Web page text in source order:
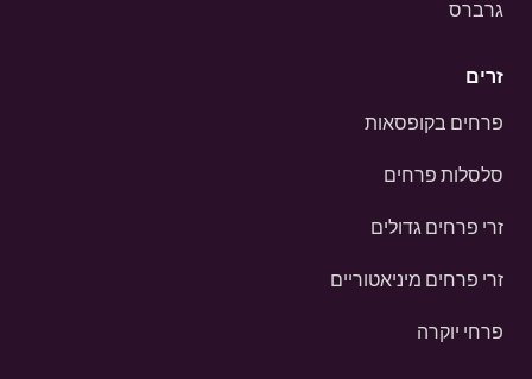
גרברס
זרים
פרחים בקופסאות
סלסלות פרחים
זרי פרחים גדולים
זרי פרחים מיניאטוריים
פרחי יוקרה